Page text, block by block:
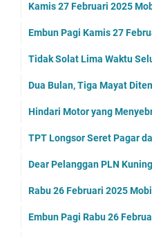
Kamis 27 Februari 2025
Embun Pagi Kamis 27
Tidak Solat Lima Waktu
Dua Bulan, Tiga Mayat
Hindari Motor yang
TPT Longsor Seret Pagar
Dear Pelanggan PLN
Rabu 26 Februari 2025
Embun Pagi Rabu 26